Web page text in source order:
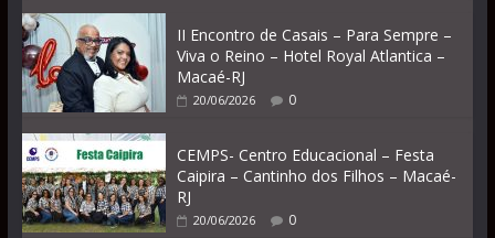
II Encontro de Casais – Para Sempre –
Viva o Reino – Hotel Royal Atlantica –
Macaé-RJ
20/06/2026 0
CEMPS- Centro Educacional – Festa
Caipira – Cantinho dos Filhos – Macaé-
RJ
20/06/2026 0